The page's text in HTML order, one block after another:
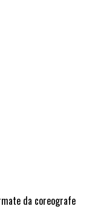
da coreografe